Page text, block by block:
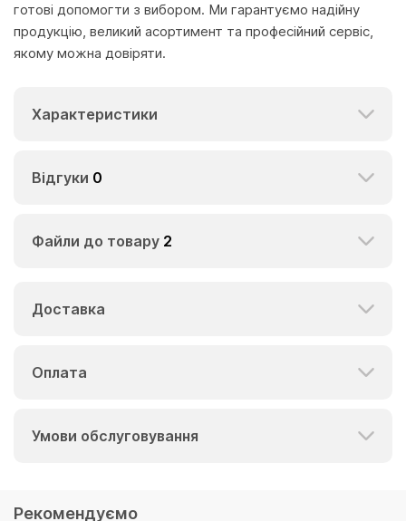
готові допомогти з вибором. Ми гарантуємо надійну
продукцію, великий асортимент та професійний сервіс,
якому можна довіряти.
Характеристики
Відгуки 0
Файли до товару 2
Доставка
Оплата
Умови обслуговування
Рекомендуємо